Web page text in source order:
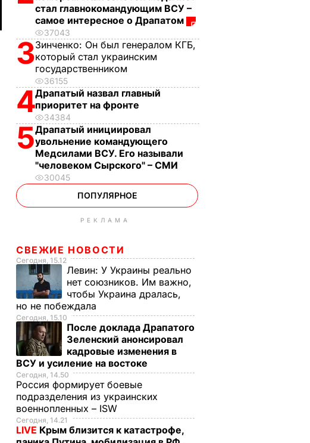
стал главнокомандующим ВСУ –
самое интересное о Драпатом
37043
3Зинченко: Он был генералом КГБ,
который стал украинским
государственником
36155
4Драпатый назвал главный
приоритет на фронте
34384
5Драпатый инициировал
увольнение командующего
Медсилами ВСУ. Его называли
"человеком Сырского" – СМИ
30045
ПОПУЛЯРНОЕ
РЕКЛАМА
СВЕЖИЕ НОВОСТИ
Сегодня, 15.12
Левин: У Украины реально
нет союзников. Им важно,
чтобы Украина дралась,
но не побеждала
Сегодня, 15.10
После доклада Драпатого
Зеленский анонсировал
кадровые изменения в
ВСУ и усиление на востоке
Сегодня, 14.50
Россия формирует боевые
подразделения из украинских
военнопленных – ISW
Сегодня, 14.21
LIVE Крым близится к катастрофе,